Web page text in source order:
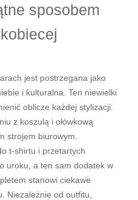
sposobem
jest postrzegana jako
i kulturalna. Ten niewielki
oblicze każdej stylizacji.
z koszulą i ołówkową
strojem biurowym.
t-shirtu i przetartych
uroku, a ten sam dodatek w
stanowi ciekawe
Niezależnie od outfitu,